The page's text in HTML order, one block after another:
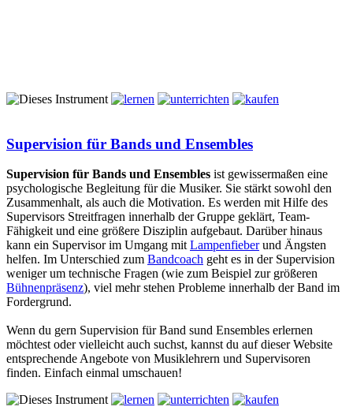
Supervision für Bands und Ensembles
Supervision für Bands und Ensembles ist gewissermaßen eine
psychologische Begleitung für die Musiker. Sie stärkt sowohl den
Zusammenhalt, als auch die Motivation. Es werden mit Hilfe des
Supervisors Streitfragen innerhalb der Gruppe geklärt, Team-
Fähigkeit und eine größere Disziplin aufgebaut. Darüber hinaus
kann ein Supervisor im Umgang mitLampenfieberund Ängsten
helfen. Im Unterschied zum Bandcoach geht es in der Supervision
weniger um technische Fragen (wie zum Beispiel zur größeren
Bühnenpräsenz), viel mehr stehen Probleme innerhalb der Band im
Fordergrund.
Wenn du gern Supervision für Band sund Ensembles erlernen
möchtest oder vielleicht auch suchst, kannst du auf dieser Website
entsprechende Angebote von Musiklehrern und Supervisoren
finden. Einfach einmal umschauen!